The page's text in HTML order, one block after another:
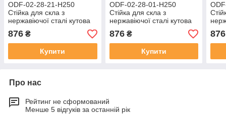
ODF-02-28-21-H250
Стійка для скла з
нержавіючої сталі кутова
на конекторах Н250,
чорна
876 ₴
Купити
ODF-02-28-01-H250
Стійка для скла з
нержавіючої сталі кутова
на конекторах Н250,
матова
876₴
Купити
на
876
Про нас
Рейтинг не сформований
Менше 5 відгуків за останній рік